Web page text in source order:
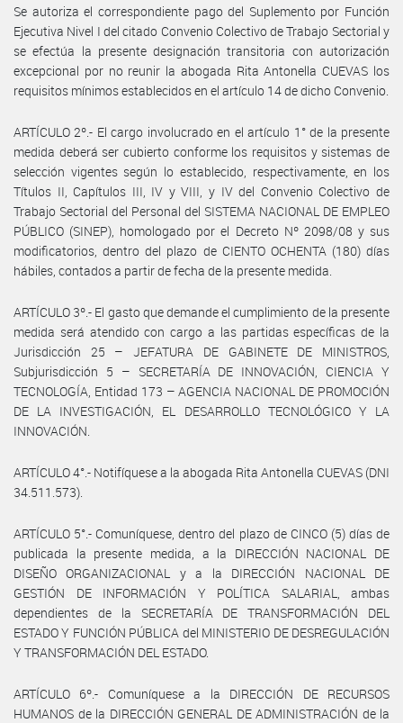
Se autoriza el correspondiente pago del Suplemento por Función
Ejecutiva Nivel I del citado Convenio Colectivo de Trabajo Sectorial y
se efectúa la presente designación transitoria con autorización
excepcional por no reunir la abogada Rita Antonella CUEVAS los
requisitos mínimos establecidos en el artículo 14 de dicho Convenio.
ARTÍCULO 2º.- El cargo involucrado en el artículo 1° de la presente
medida deberá ser cubierto conforme los requisitos y sistemas de
selección vigentes según lo establecido, respectivamente, en los
Títulos II, Capítulos III, IV y VIII, y IV del Convenio Colectivo de
Trabajo Sectorial del Personal del SISTEMA NACIONAL DE EMPLEO
PÚBLICO (SINEP), homologado por el Decreto Nº 2098/08 y sus
modificatorios, dentro del plazo de CIENTO OCHENTA (180) días
hábiles, contados a partir de fecha de la presente medida.
ARTÍCULO 3º.- El gasto que demande el cumplimiento de la presente
medida será atendido con cargo a las partidas específicas de la
Jurisdicción 25 – JEFATURA DE GABINETE DE MINISTROS,
Subjurisdicción 5 – SECRETARÍA DE INNOVACIÓN, CIENCIA Y
TECNOLOGÍA, Entidad 173 – AGENCIA NACIONAL DE PROMOCIÓN
DE LA INVESTIGACIÓN, EL DESARROLLO TECNOLÓGICO Y LA
INNOVACIÓN.
ARTÍCULO 4°.- Notifíquese a la abogada Rita Antonella CUEVAS (DNI
34.511.573).
ARTÍCULO 5°.- Comuníquese, dentro del plazo de CINCO (5) días de
publicada la presente medida, a la DIRECCIÓN NACIONAL DE
DISEÑO ORGANIZACIONAL y a la DIRECCIÓN NACIONAL DE
GESTIÓN DE INFORMACIÓN Y POLÍTICA SALARIAL, ambas
dependientes de la SECRETARÍA DE TRANSFORMACIÓN DEL
ESTADO Y FUNCIÓN PÚBLICA del MINISTERIO DE DESREGULACIÓN
Y TRANSFORMACIÓN DEL ESTADO.
ARTÍCULO 6º.- Comuníquese a la DIRECCIÓN DE RECURSOS
HUMANOS de la DIRECCIÓN GENERAL DE ADMINISTRACIÓN de la